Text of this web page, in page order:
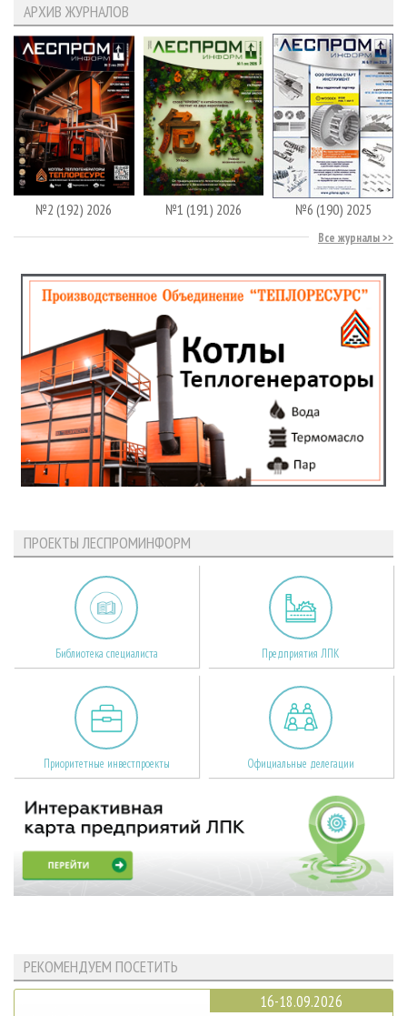
АРХИВ ЖУРНАЛОВ
№2 (192) 2026 №1 (191) 2026 №6 (190) 2025
Все журналы
ПРОЕКТЫ ЛЕСПРОМИНФОРМ
Библиотека специалиста Предприятия ЛПК
Приоритетные инвестпроекты Официальные делегации
РЕКОМЕНДУЕМ ПОСЕТИТЬ
16-18.09.2026